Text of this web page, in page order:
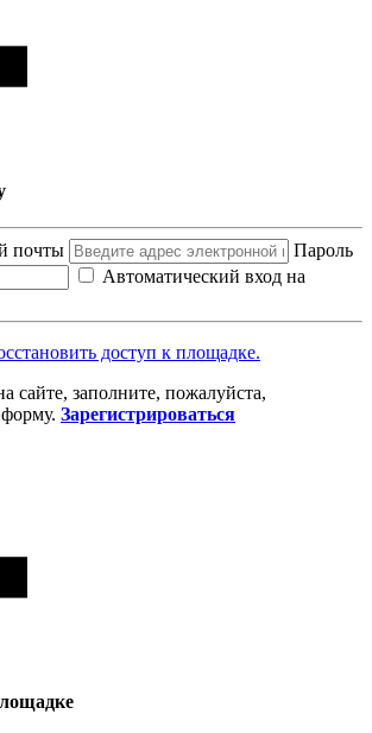
почты
Пароль
Автоматический вход на
доступ к площадке.
сайте, заполните, пожалуйста,
Зарегистрироваться